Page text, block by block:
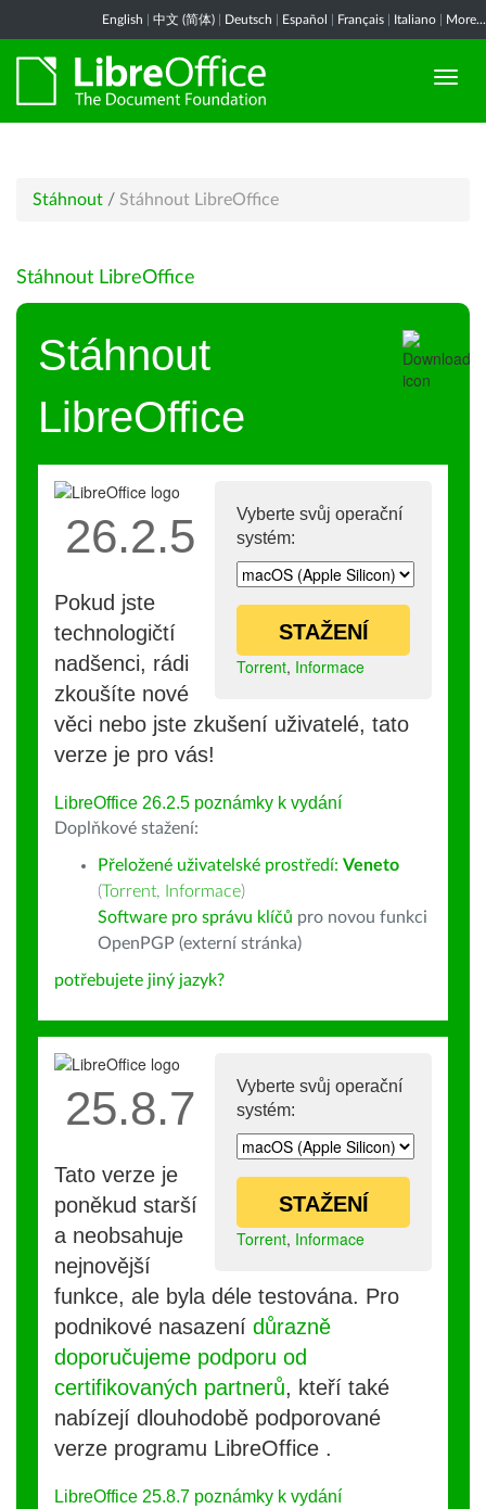
English 中文 (简体) Deutsch Español Français Italiano More...
Stáhnout / Stáhnout LibreOffice
Stáhnout LibreOffice
Stáhnout
LibreOffice
Vyberte svůj operační
systém:
STAŽENÍ
Torrent, Informace
26.2.5
Pokud jste
technologičtí
nadšenci, rádi
zkoušíte nové
věci nebo jste zkušení uživatelé, tato
verze je pro vás!
LibreOffice 26.2.5 poznámky k vydání
Doplňkové stažení:
Přeložené uživatelské prostředí: Veneto
(Torrent, Informace)
Software pro správu klíčů pro novou funkci
OpenPGP (externí stránka)
potřebujete jiný jazyk?
Vyberte svůj operační
systém:
STAŽENÍ
Torrent, Informace
25.8.7
Tato verze je
poněkud starší
a neobsahuje
nejnovější
funkce, ale byla déle testována. Pro
podnikové nasazení důrazně
doporučujeme podporu od
certifikovaných partnerů, kteří také
nabízejí dlouhodobě podporované
verze programu LibreOffice .
LibreOffice 25.8.7 poznámky k vydání